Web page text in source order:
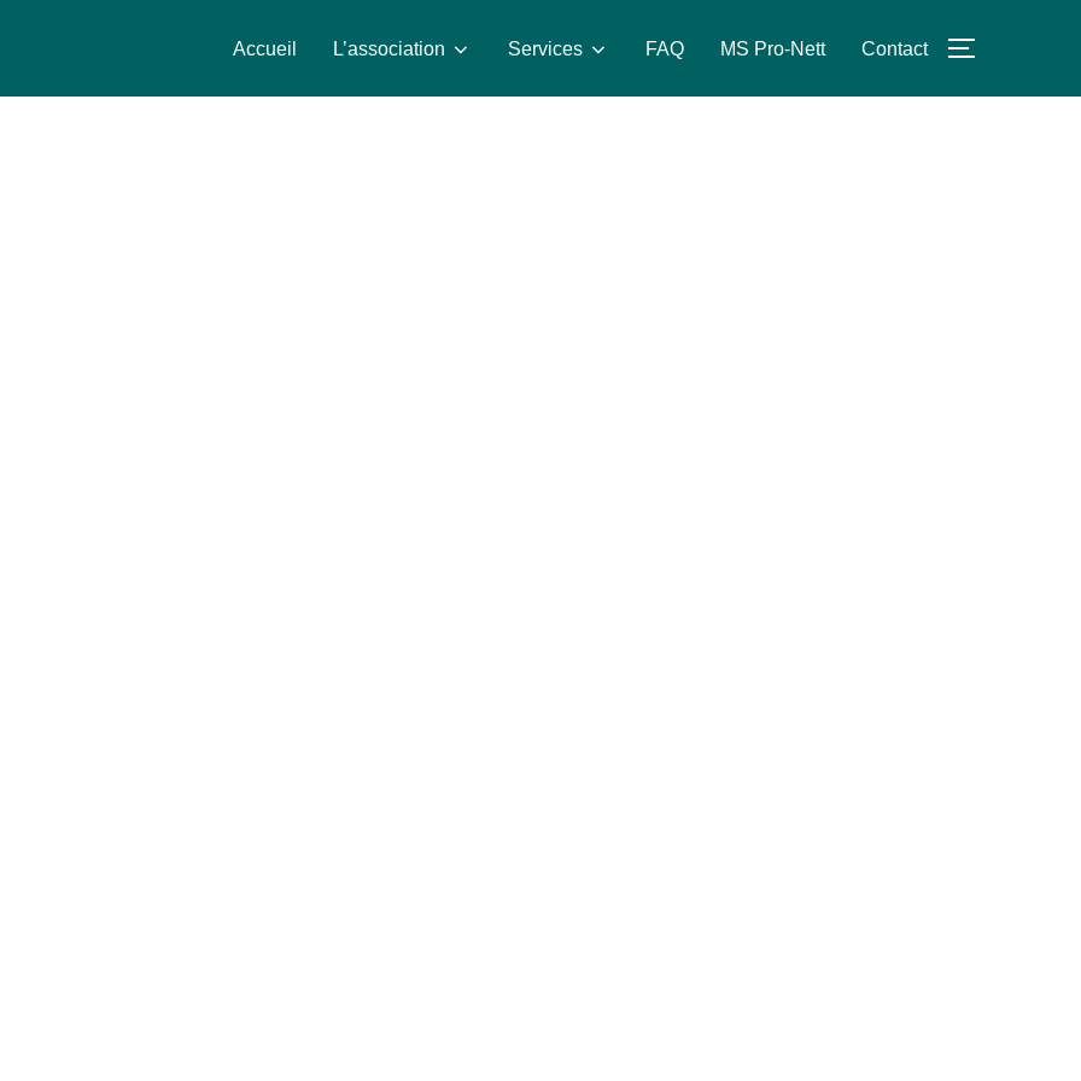
Accueil L’association Services FAQ MS Pro-Nett Contact